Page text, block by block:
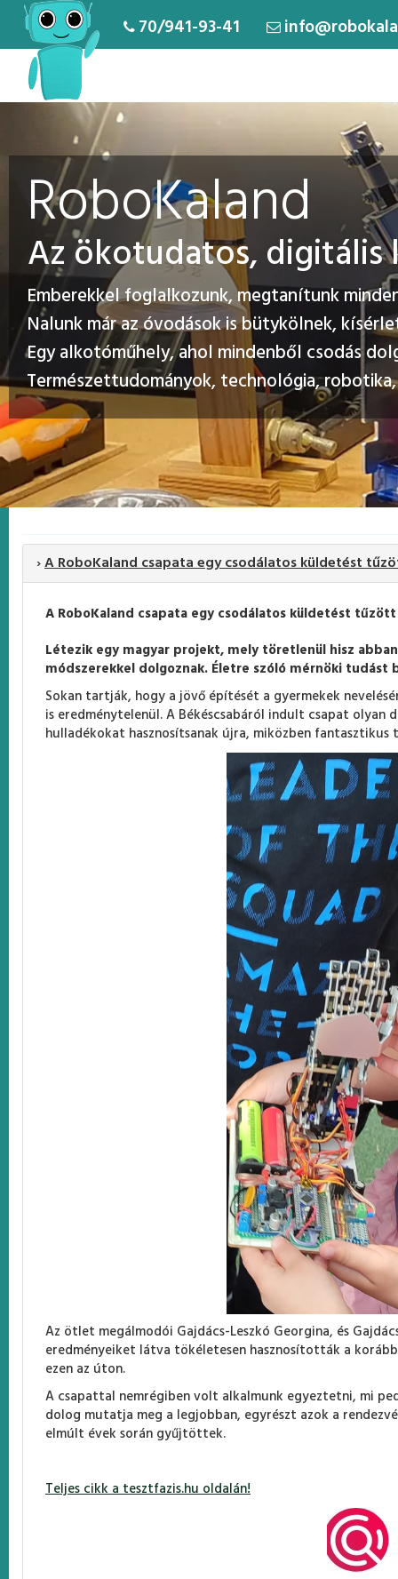
70/941-93-41
RoboKaland
Az ökotudatos,
Emberekkel foglalkozunk, megtanítunk
Nalunk már az óvodások is bütykölnek,
Egy alkotóműhely, ahol mindenből csodás
Természettudományok, technológia,
›A RoboKaland csapata egy csodálatos küldetést
A RoboKaland csapata egy csodálatos küldetést
Létezik egy magyar projekt, mely töretlenül hisz
módszerekkel dolgoznak. Életre szóló mérnöki
Sokan tartják, hogy a jövő építését a gyermekek
is eredménytelenül. A Békéscsabáról indult csapat
hulladékokat hasznosítsanak újra, miközben
Az ötlet megálmodói Gajdács-Leszkó Georgina, és
eredményeiket látva tökéletesen hasznosították a
ezen az úton.
A csapattal nemrégiben volt alkalmunk egyeztetni, mi
dolog mutatja meg a legjobban, egyrészt azok a
elmúlt évek során gyűjtöttek.
Teljes cikk a tesztfazis.hu oldalán!